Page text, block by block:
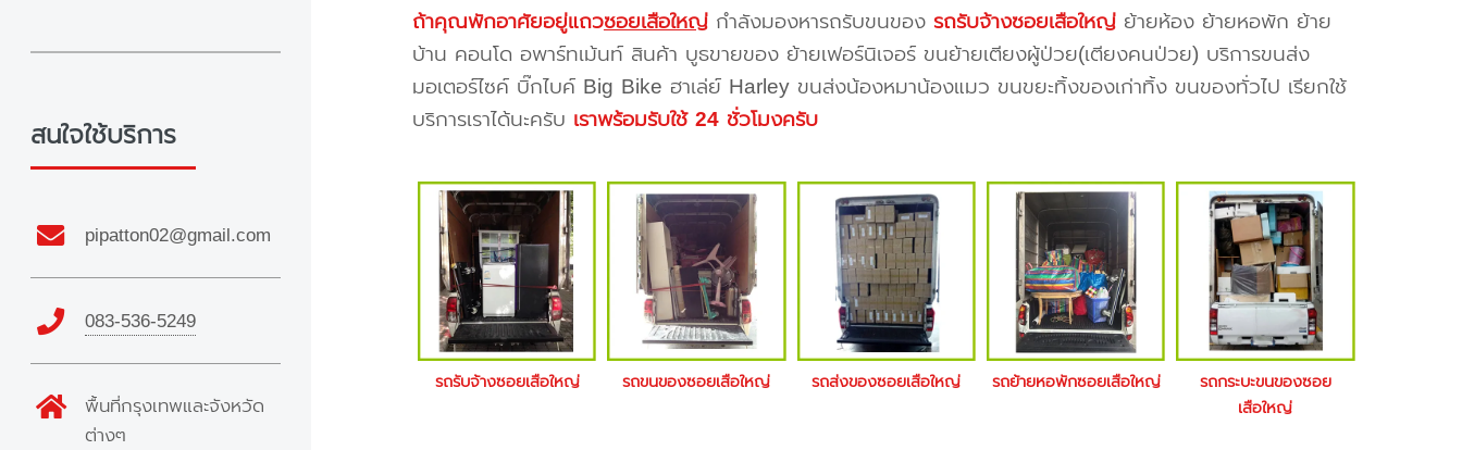
ถ้าคุณพักอาศัยอยู่แถวซอยเสือใหญ่กำลังมองหารถรับขนของ รถรับจ้างซอยเสือใหญ่ย้ายห้อง ย้ายหอพัก ย้าย
บ้าน คอนโด อพาร์ทเม้นท์ สินค้า บูธขายของ ย้ายเฟอร์นิเจอร์ ขนย้ายเตียงผู้ป่วย(เตียงคนป่วย) บริการขนส่ง
มอเตอร์ไซค์ บิ๊กไบค์ Big Bike ฮาเล่ย์ Harley ขนส่งน้องหมาน้องแมว ขนขยะทิ้งของเก่าทิ้ง ขนของทั่วไป เรียกใช้
บริการเราได้นะครับ เราพร้อมรับใช้ 24 ชั่วโมงครับ
รถรับจ้างซอยเสือใหญ่ รถขนของซอยเสือใหญ่ รถส่งของซอยเสือใหญ่ รถย้ายหอพักซอยเสือใหญ่
รถกระบะขนของซอย
เสือใหญ่
สนใจใช้บริการ
pipatton02@gmail.com
083-536-5249
พื้นที่กรุงเทพและจังหวัด
ต่างๆ